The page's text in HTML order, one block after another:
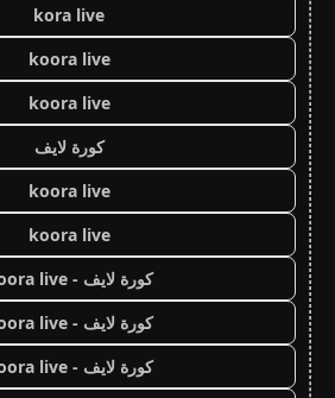
kora live
koora live
koora live
كورة لايف
koora live
koora live
كورة لايف - koora live
كورة لايف - koora live
كورة لايف - koora live